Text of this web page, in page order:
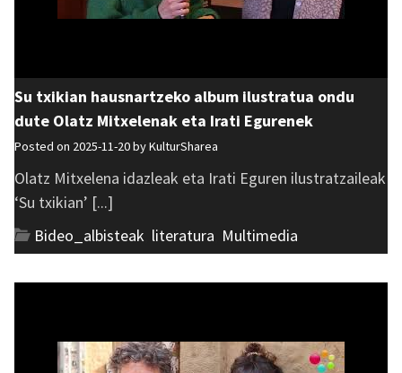
Su txikian hausnartzeko album ilustratua ondu
dute Olatz Mitxelenak eta Irati Egurenek
Posted on 2025-11-20 byKulturSharea
Olatz Mitxelena idazleak eta Irati Eguren ilustratzaileak
‘Su txikian’ [...]
Bideo_albisteak literatura Multimedia